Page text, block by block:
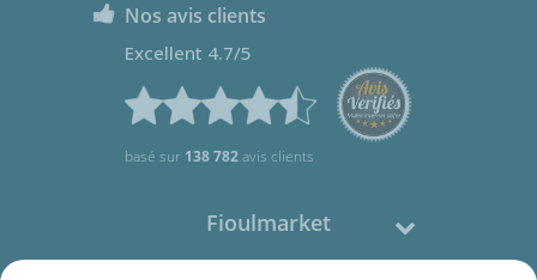
Nos avis clients
Excellent 4.7/5
basé sur 138 782avis clients
Fioulmarket